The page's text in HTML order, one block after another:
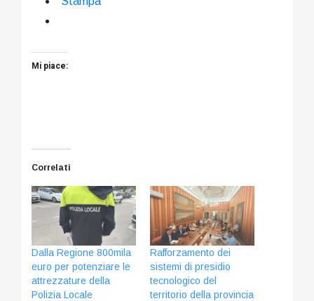
Mi piace:
Correlati
Dalla Regione 800mila
euro per potenziare le
attrezzature della
Polizia Locale
Rafforzamento dei
sistemi di presidio
tecnologico del
territorio della provincia